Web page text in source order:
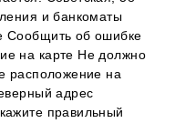
и банкоматы
Сообщить об ошибке
на карте Не должно
расположение на
адрес
правильный